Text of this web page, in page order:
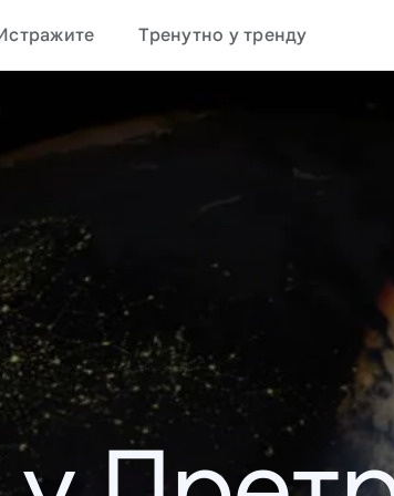
Тренутно у тренду